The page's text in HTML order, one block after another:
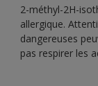
2-méthyl-2H-
allergique.
dangereuses
pas respirer les